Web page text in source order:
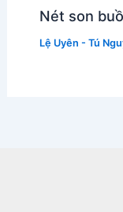
Nét son
Lệ Uyên - Tú